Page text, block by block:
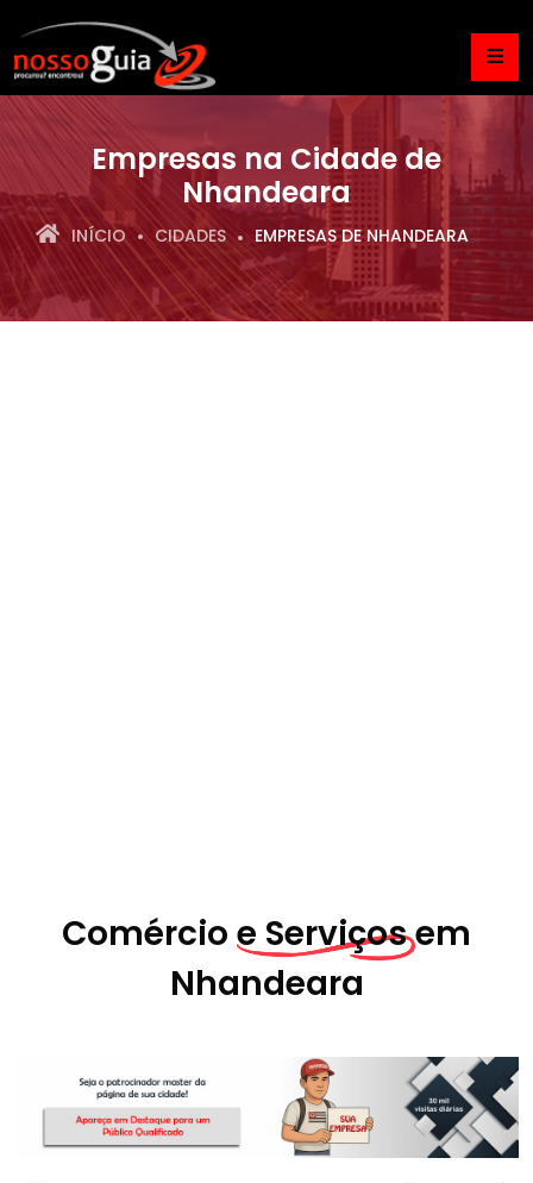
Empresas na Cidade de
Nhandeara
INÍCIO CIDADES EMPRESAS DE NHANDEARA
Comércio e Serviços em
Nhandeara